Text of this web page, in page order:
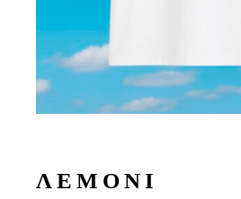
ΛΕΜΟΝΙ